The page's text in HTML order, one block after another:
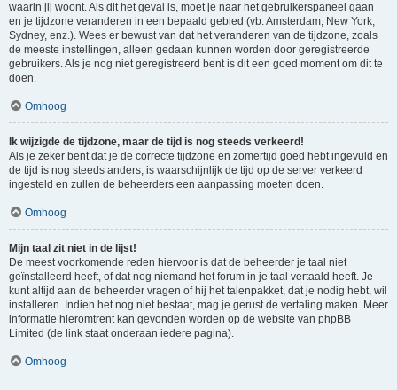
waarin jij woont. Als dit het geval is, moet je naar het gebruikerspaneel gaan
en je tijdzone veranderen in een bepaald gebied (vb: Amsterdam, New York,
Sydney, enz.). Wees er bewust van dat het veranderen van de tijdzone, zoals
de meeste instellingen, alleen gedaan kunnen worden door geregistreerde
gebruikers. Als je nog niet geregistreerd bent is dit een goed moment om dit te
doen.
Omhoog
Ik wijzigde de tijdzone, maar de tijd is nog steeds verkeerd!
Als je zeker bent dat je de correcte tijdzone en zomertijd goed hebt ingevuld en
de tijd is nog steeds anders, is waarschijnlijk de tijd op de server verkeerd
ingesteld en zullen de beheerders een aanpassing moeten doen.
Omhoog
Mijn taal zit niet in de lijst!
De meest voorkomende reden hiervoor is dat de beheerder je taal niet
geïnstalleerd heeft, of dat nog niemand het forum in je taal vertaald heeft. Je
kunt altijd aan de beheerder vragen of hij het talenpakket, dat je nodig hebt, wil
installeren. Indien het nog niet bestaat, mag je gerust de vertaling maken. Meer
informatie hieromtrent kan gevonden worden op de website van phpBB
Limited (de link staat onderaan iedere pagina).
Omhoog